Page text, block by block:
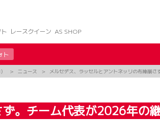
レースクイーン AS SHOP
ト
ニュース メルセデス、ラッセルとアントネッリの布陣崩
。チーム代表が2026年の